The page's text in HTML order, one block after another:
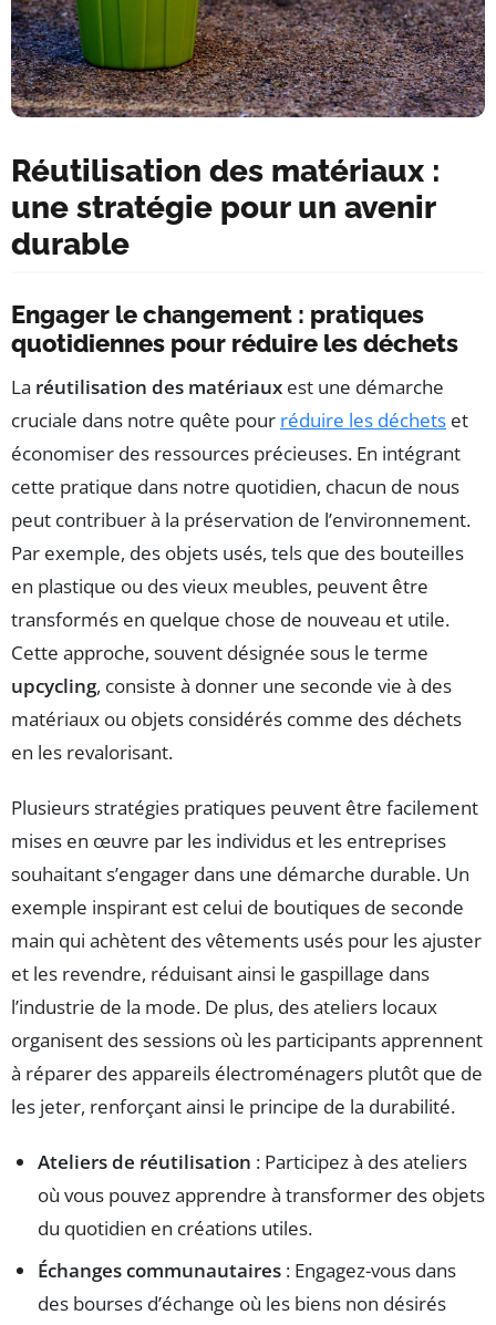
Réutilisation des matériaux :
une stratégie pour un avenir
durable
Engager le changement : pratiques
quotidiennes pour réduire les déchets
La réutilisation des matériaux est une démarche
cruciale dans notre quête pour réduire les déchets et
économiser des ressources précieuses. En intégrant
cette pratique dans notre quotidien, chacun de nous
peut contribuer à la préservation de l’environnement.
Par exemple, des objets usés, tels que des bouteilles
en plastique ou des vieux meubles, peuvent être
transformés en quelque chose de nouveau et utile.
Cette approche, souvent désignée sous le terme
upcycling, consiste à donner une seconde vie à des
matériaux ou objets considérés comme des déchets
en les revalorisant.
Plusieurs stratégies pratiques peuvent être facilement
mises en œuvre par les individus et les entreprises
souhaitant s’engager dans une démarche durable. Un
exemple inspirant est celui de boutiques de seconde
main qui achètent des vêtements usés pour les ajuster
et les revendre, réduisant ainsi le gaspillage dans
l’industrie de la mode. De plus, des ateliers locaux
organisent des sessions où les participants apprennent
à réparer des appareils électroménagers plutôt que de
les jeter, renforçant ainsi le principe de la durabilité.
Ateliers de réutilisation : Participez à des ateliers
où vous pouvez apprendre à transformer des objets
du quotidien en créations utiles.
Échanges communautaires : Engagez-vous dans
des bourses d’échange où les biens non désirés